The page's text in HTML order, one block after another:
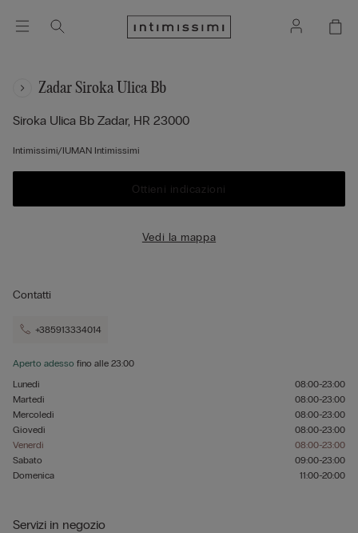
Zadar Siroka Ulica Bb
Siroka Ulica Bb Zadar, HR 23000
Intimissimi/IUMAN Intimissimi
Ottieni indicazioni
Vedi la mappa
Contatti
+385913334014
Aperto adesso fino alle 23:00
Lunedì
08:00-23:00
Martedì
08:00-23:00
Mercoledì
08:00-23:00
Giovedì
08:00-23:00
Venerdì
08:00-23:00
Sabato
09:00-23:00
Domenica
11:00-20:00
Servizi in negozio